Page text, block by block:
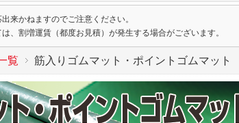
来かねますのでご注意ください。
割増運賃（都度お見積）が発生する場合がございます。
覧 筋入りゴムマット・ポイントゴムマット